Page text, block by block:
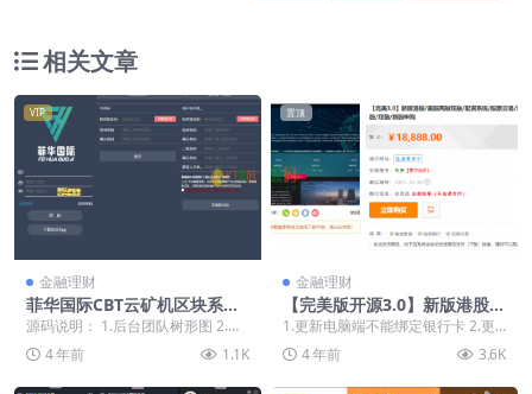
相关文章
VIP
金融理财
菲华国际CBT云矿机区块系统
带最新灰色UI版与MT释放+云
矿机+OTC网站源码下载「亲
测源码」
源码说明： 1.后台团队树形图 2.增
加交易云信用积分 3.增加三网验证
（和短信...
4 年前 1.1K
置顶
金融理财
【完美版开源3.0】新版港股/
美股两融双融/配资系统/股票
交易/融资融券/打新股/双融/
新股申购
1.更新电脑端不能绑定银行卡 2.更
新手机端点击充值一直卡死 本系统
已在线上测试...
4 年前 3.6K